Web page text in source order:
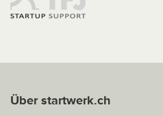
Über startwerk.ch